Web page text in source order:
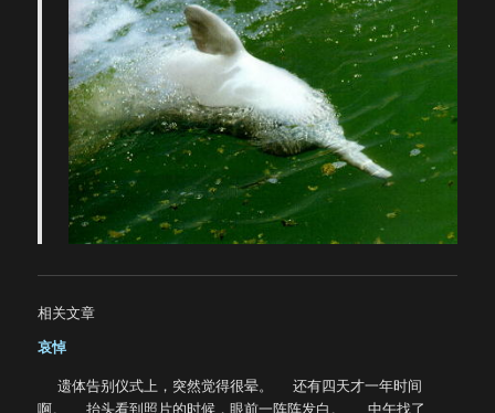
相关文章
哀悼
遗体告别仪式上，突然觉得很晕。 还有四天才一年时间
啊。 抬头看到照片的时候，眼前一阵阵发白。 中午找了